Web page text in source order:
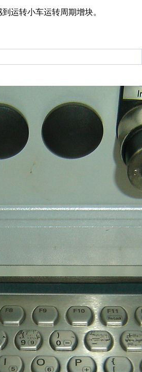
运转小车运转周期增块。